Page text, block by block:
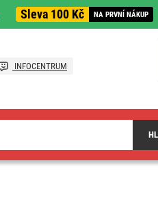
Sleva 100 Kč NA PRVNÍ NÁKUP
INFOCENTRUM